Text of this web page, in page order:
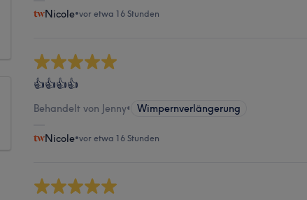
Nicole•vor etwa 16 Stunden
👍👍👍👍
Behandelt von Jenny• Wimpernverlängerung
Nicole•vor etwa 16 Stunden